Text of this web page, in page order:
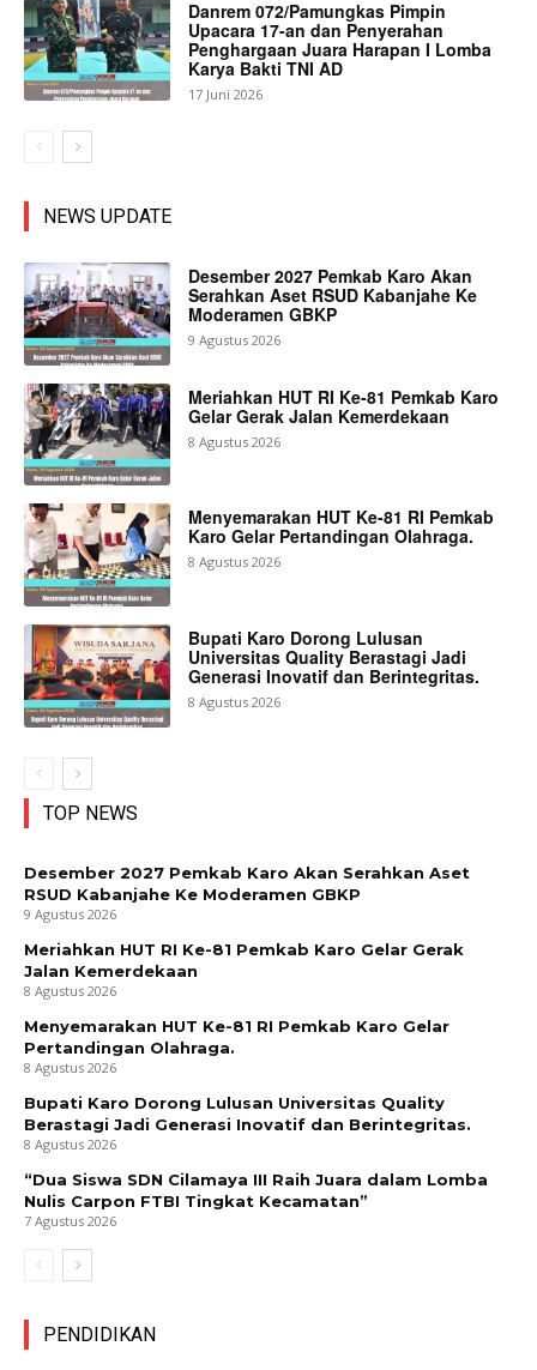
Danrem 072/Pamungkas Pimpin
Upacara 17-an dan Penyerahan
Penghargaan Juara Harapan I Lomba
Karya Bakti TNI AD
17 Juni 2026
NEWS UPDATE
Desember 2027 Pemkab Karo Akan
Serahkan Aset RSUD Kabanjahe Ke
Moderamen GBKP
9 Agustus 2026
Meriahkan HUT RI Ke-81 Pemkab Karo
Gelar Gerak Jalan Kemerdekaan
8 Agustus 2026
Menyemarakan HUT Ke-81 RI Pemkab
Karo Gelar Pertandingan Olahraga.
8 Agustus 2026
Bupati Karo Dorong Lulusan
Universitas Quality Berastagi Jadi
Generasi Inovatif dan Berintegritas.
8 Agustus 2026
TOP NEWS
Desember 2027 Pemkab Karo Akan Serahkan Aset
RSUD Kabanjahe Ke Moderamen GBKP
9 Agustus 2026
Meriahkan HUT RI Ke-81 Pemkab Karo Gelar Gerak
Jalan Kemerdekaan
8 Agustus 2026
Menyemarakan HUT Ke-81 RI Pemkab Karo Gelar
Pertandingan Olahraga.
8 Agustus 2026
Bupati Karo Dorong Lulusan Universitas Quality
Berastagi Jadi Generasi Inovatif dan Berintegritas.
8 Agustus 2026
“Dua Siswa SDN Cilamaya III Raih Juara dalam Lomba
Nulis Carpon FTBI Tingkat Kecamatan”
7 Agustus 2026
PENDIDIKAN